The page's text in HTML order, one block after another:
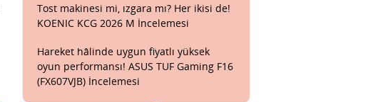
Tost makinesi mi, ızgara mı? Her ikisi de!
KOENIC KCG 2026 M İncelemesi
Hareket hâlinde uygun fiyatlı yüksek
oyun performansı! ASUS TUF Gaming F16
(FX607VJB) İncelemesi